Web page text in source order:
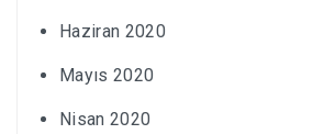
Haziran 2020
Mayıs 2020
Nisan 2020